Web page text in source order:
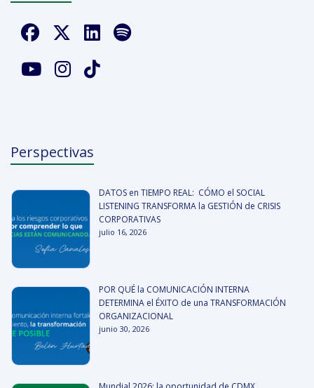
Perspectivas
DATOS en TIEMPO REAL: CÓMO el SOCIAL
LISTENING TRANSFORMA la GESTIÓN de CRISIS
CORPORATIVAS
julio 16, 2026
POR QUÉ la COMUNICACIÓN INTERNA
DETERMINA el ÉXITO de una TRANSFORMACIÓN
ORGANIZACIONAL
junio 30, 2026